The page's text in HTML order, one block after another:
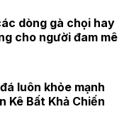
dòng gà chọi hay
cho người đam mê
luôn khỏe mạnh
Kê Bất Khả Chiến